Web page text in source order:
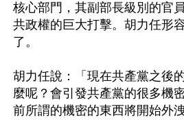
核心部門，其副部長級別的官
共政權的巨大打擊。胡力任形
了。
胡力任說：「現在共產黨之後
麼呢？會引發共產黨的很多機
前所謂的機密的東西將開始外